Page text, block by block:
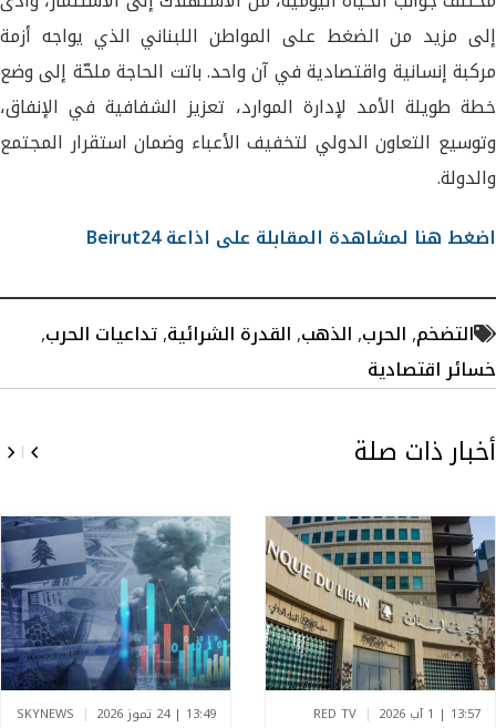
إلى مزيد من الضغط على المواطن اللبناني الذي يواجه أزمة
مركبة إنسانية واقتصادية في آن واحد. باتت الحاجة ملحّة إلى وضع
خطة طويلة الأمد لإدارة الموارد، تعزيز الشفافية في الإنفاق،
وتوسيع التعاون الدولي لتخفيف الأعباء وضمان استقرار المجتمع
والدولة.
اضغط هنا لمشاهدة المقابلة على اذاعة Beirut24
التضخم,الحرب,الذهب,القدرة الشرائية,تداعيات الحرب,
خسائر اقتصادية
أخبار ذات صلة
13:57 | 1 آب 2026 RED TV 13:49 | 24 تموز 2026 SKYNEWS